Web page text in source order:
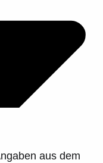
aus dem